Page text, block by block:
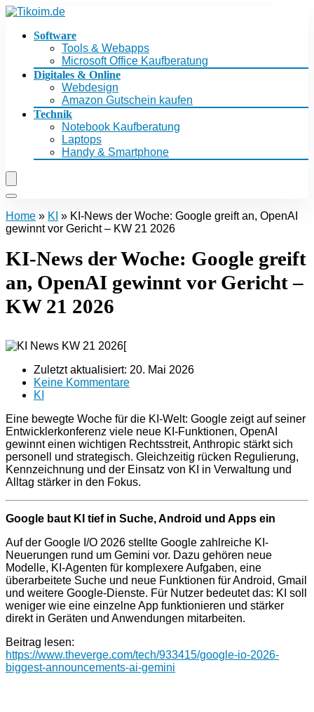
Software
Tools & Webapps
Microsoft Office Kaufberatung
Digitales & Online
Webdesign
Amazon Gutschein kaufen
Technik
Notebook Kaufberatung
Laptops
Handy & Smartphone
Home » KI » KI-News der Woche: Google greift an, OpenAI
gewinnt vor Gericht – KW 21 2026
KI-News der Woche: Google greift
an, OpenAI gewinnt vor Gericht –
KW 21 2026
Zuletzt aktualisiert: 20. Mai 2026
Keine Kommentare
KI
Eine bewegte Woche für die KI-Welt: Google zeigt auf seiner
Entwicklerkonferenz viele neue KI-Funktionen, OpenAI
gewinnt einen wichtigen Rechtsstreit, Anthropic stärkt sich
personell und strategisch. Gleichzeitig rücken Regulierung,
Kennzeichnung und der Einsatz von KI in Verwaltung und
Alltag stärker in den Fokus.
Google baut KI tief in Suche, Android und Apps ein
Auf der Google I/O 2026 stellte Google zahlreiche KI-
Neuerungen rund um Gemini vor. Dazu gehören neue
Modelle, KI-Agenten für komplexere Aufgaben, eine
überarbeitete Suche und neue Funktionen für Android, Gmail
und weitere Google-Dienste. Für Nutzer bedeutet das: KI soll
weniger wie eine einzelne App funktionieren und stärker
direkt in Geräten und Anwendungen mitarbeiten.
Beitrag lesen:
https://www.theverge.com/tech/933415/google-io-2026-
biggest-announcements-ai-gemini